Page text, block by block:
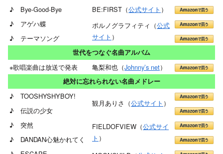
♪ Bye-Good-Bye
BE:FIRST（公式サイト ）
♪ アゲハ蝶
ポルノグラフィティ（公式
サイト ）
♪ テーマソング
世代をつなぐ名曲アルバム
※歌唱楽曲は放送で発表 亀梨和也（Johnny’s net）
絶対に忘れられない名曲メドレー
♪ TOOSHYSHYBOY!
観月ありさ（公式サイト ）
♪ 伝説の少女
♪ 突然
FIELDOFVIEW（公式サイ
ト ）
♪ DANDAN心魅かれてく